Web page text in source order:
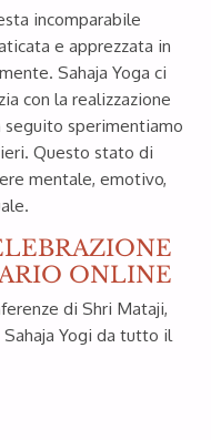
15cm
20cm
incomparabile
e apprezzata in
Sahaja Yoga ci
con la realizzazione
sperimentiamo
Questo stato di
mentale, emotivo,
ONLINE
di Shri Mataji,
Yogi da tutto il